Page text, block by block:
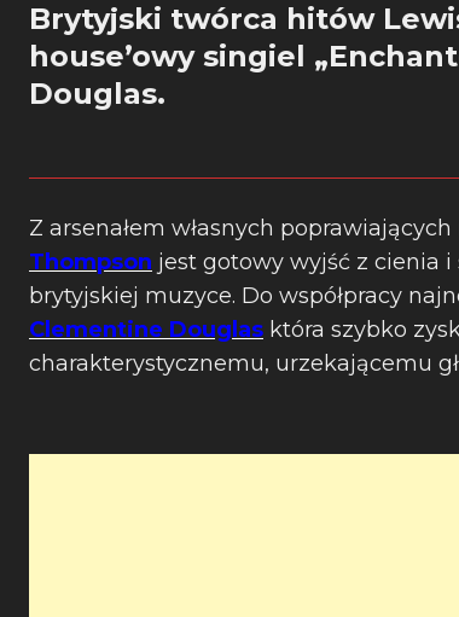
Brytyjski twórca hitów
house’owy singiel
Douglas.
Z arsenałem własnych
Thompson jest gotowy wyjść z cienia
brytyjskiej muzyce. Do współpracy
Clementine Douglas która szybko
charakterystycznemu, urzekającemu